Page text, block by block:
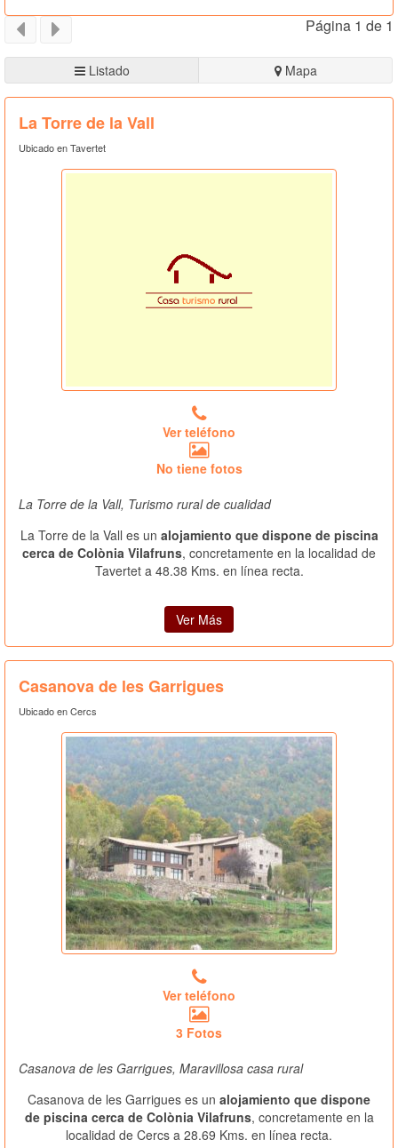
Página 1 de 1
Listado Mapa
La Torre de la Vall
Ubicado en Tavertet
Ver teléfono
No tiene fotos
La Torre de la Vall, Turismo rural de cualidad
La Torre de la Vall es un alojamiento que dispone de piscina
cerca de Colònia Vilafruns, concretamente en la localidad de
Tavertet a 48.38 Kms. en línea recta.
Ver Más
Casanova de les Garrigues
Ubicado en Cercs
Ver teléfono
3 Fotos
Casanova de les Garrigues, Maravillosa casa rural
Casanova de les Garrigues es un alojamiento que dispone
de piscina cerca de Colònia Vilafruns, concretamente en la
localidad de Cercs a 28.69 Kms. en línea recta.